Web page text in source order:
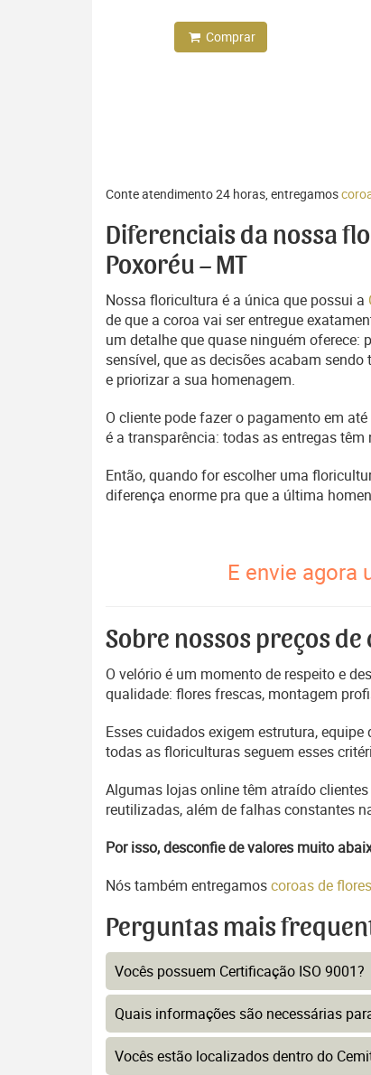
Comprar
Conte atendimento 24 horas, entregamos
Diferenciais da nossa
Poxoréu – MT
Nossa floricultura é a única que possui a
de que a coroa vai ser entregue
um detalhe que quase ninguém oferece:
sensível, que as decisões acabam
e priorizar a sua homenagem.
O cliente pode fazer o pagamento em
é a transparência: todas as entregas têm
Então, quando for escolher uma
diferença enorme pra que a última
E envie agora
Sobre nossos preços
O velório é um momento de respeito e
qualidade: flores frescas, montagem
Esses cuidados exigem estrutura,
todas as floriculturas seguem esses
Algumas lojas online têm atraído
reutilizadas, além de falhas constantes
Por isso, desconfie de valores muito
Nós também entregamoscoroas de
Perguntas mais
Vocês possuem Certificação ISO 9001?
Quais informações são necessárias
Vocês estão localizados dentro do